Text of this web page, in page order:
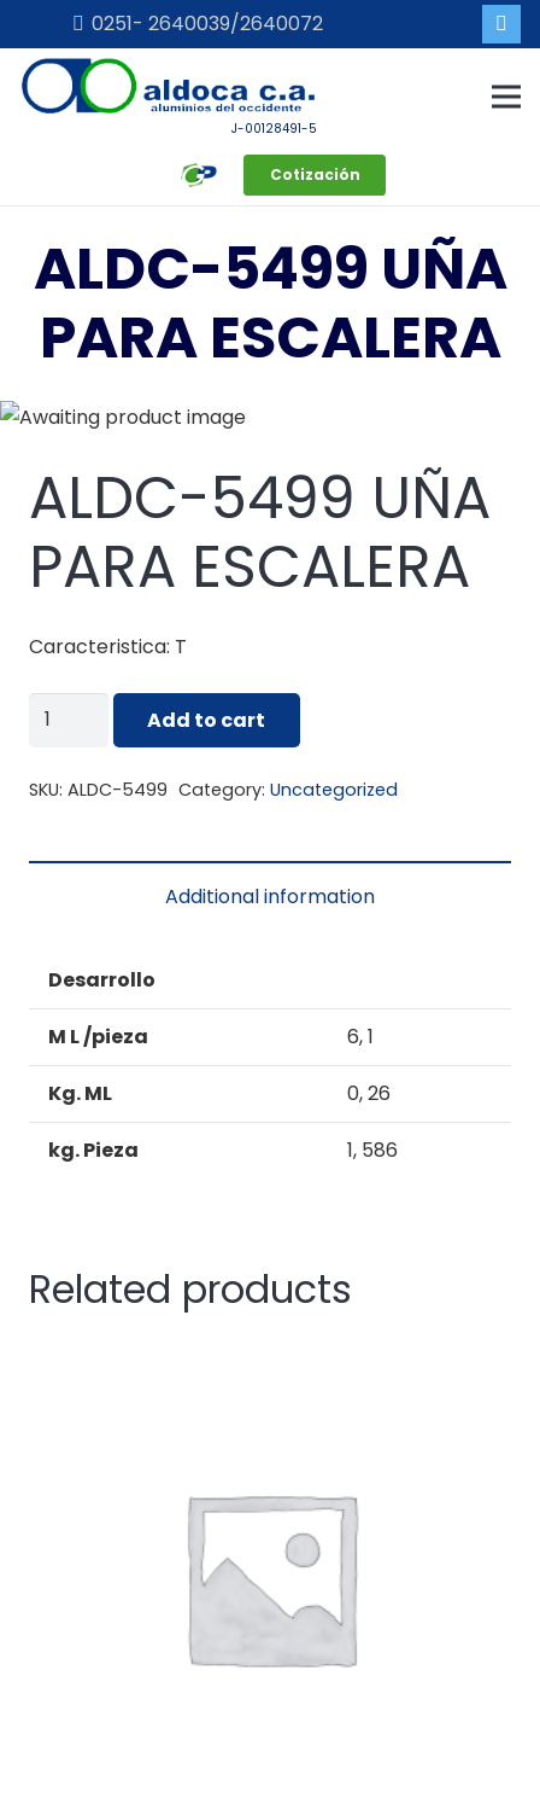
0251- 2640039/2640072
J-00128491-5
Cotización
ALDC-5499 UÑA
PARA ESCALERA
ALDC-5499 UÑA
PARA ESCALERA
Caracteristica: T
ALDC-
Add to cart
SKU: ALDC-5499 Category: Uncategorized
Additional information
Desarrollo
M L /pieza 6, 1
Kg. ML 0, 26
kg. Pieza 1, 586
Related products